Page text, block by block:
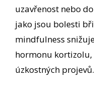
uzavřenost nebo
jako jsou bolesti
mindfulness
hormonu kortizolu,
úzkostných projevů.